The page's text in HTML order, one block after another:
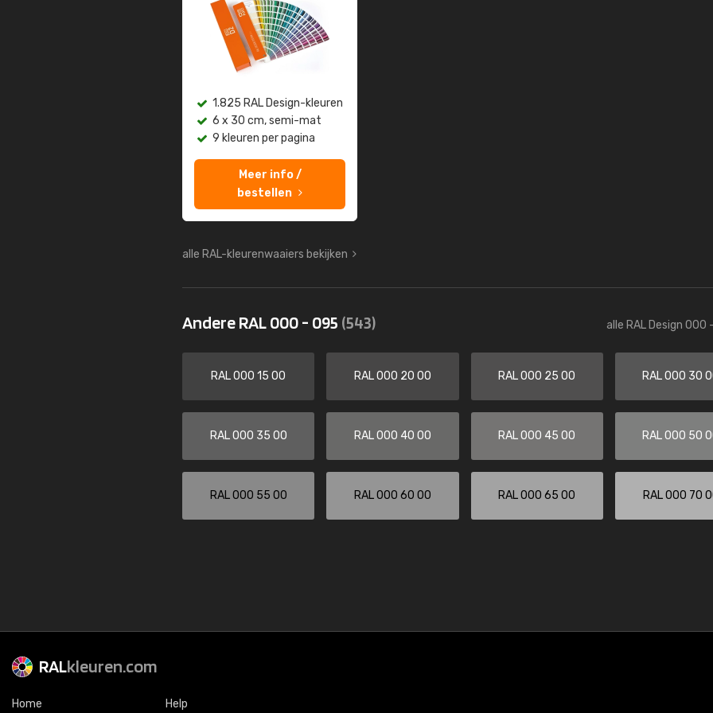
1.825 RAL Design-kleuren
6 x 30 cm, semi-mat
9 kleuren per pagina
Meer info /
bestellen
alle RAL-kleurenwaaiers bekijken
Andere RAL 000 - 095 (543) alle RAL Design 000
RAL 000 15 00 RAL 000 20 00 RAL 000 25 00 RAL 000 30
RAL 000 35 00 RAL 000 40 00 RAL 000 45 00 RAL 000 50
RAL 000 55 00 RAL 000 60 00 RAL 000 65 00 RAL 000 70
RALkleuren.com
Home Help